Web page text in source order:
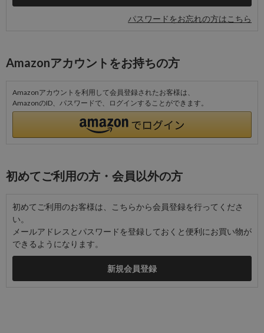
パスワードをお忘れの方はこちら
Amazonアカウントをお持ちの方
Amazonアカウントを利用して会員登録されたお客様は、
AmazonのID、パスワードで、ログインすることができます。
初めてご利用の方・会員以外の方
初めてご利用のお客様は、こちらから会員登録を行ってくださ
い。
メールアドレスとパスワードを登録しておくと便利にお買い物が
できるようになります。